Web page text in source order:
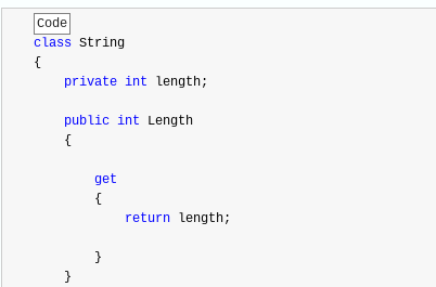
Code
class String
{
private int length;
public int Length
    {
get
        {
return length;
        }
    }